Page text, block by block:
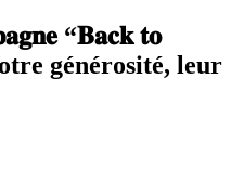
“𝐁𝐚𝐜𝐤 𝐭𝐨
générosité, leur